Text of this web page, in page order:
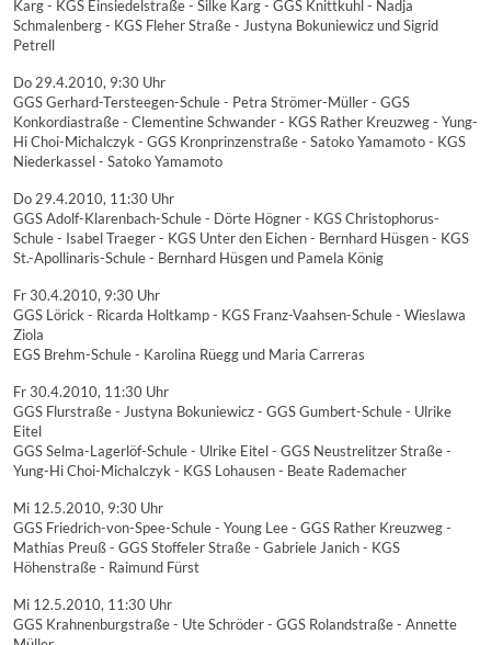
Karg - KGS Einsiedelstraße - Silke Karg - GGS Knittkuhl - Nadja
Schmalenberg - KGS Fleher Straße - Justyna Bokuniewicz und Sigrid
Petrell
Do 29.4.2010, 9:30 Uhr
GGS Gerhard-Tersteegen-Schule - Petra Strömer-Müller - GGS
Konkordiastraße - Clementine Schwander - KGS Rather Kreuzweg - Yung-
Hi Choi-Michalczyk - GGS Kronprinzenstraße - Satoko Yamamoto - KGS
Niederkassel - Satoko Yamamoto
Do 29.4.2010, 11:30 Uhr
GGS Adolf-Klarenbach-Schule - Dörte Högner - KGS Christophorus-
Schule - Isabel Traeger - KGS Unter den Eichen - Bernhard Hüsgen - KGS
St.-Apollinaris-Schule - Bernhard Hüsgen und Pamela König
Fr 30.4.2010, 9:30 Uhr
GGS Lörick - Ricarda Holtkamp - KGS Franz-Vaahsen-Schule - Wieslawa
Ziola
EGS Brehm-Schule - Karolina Rüegg und Maria Carreras
Fr 30.4.2010, 11:30 Uhr
GGS Flurstraße - Justyna Bokuniewicz - GGS Gumbert-Schule - Ulrike
Eitel
GGS Selma-Lagerlöf-Schule - Ulrike Eitel - GGS Neustrelitzer Straße -
Yung-Hi Choi-Michalczyk - KGS Lohausen - Beate Rademacher
Mi 12.5.2010, 9:30 Uhr
GGS Friedrich-von-Spee-Schule - Young Lee - GGS Rather Kreuzweg -
Mathias Preuß - GGS Stoffeler Straße - Gabriele Janich - KGS
Höhenstraße - Raimund Fürst
Mi 12.5.2010, 11:30 Uhr
GGS Krahnenburgstraße - Ute Schröder - GGS Rolandstraße - Annette